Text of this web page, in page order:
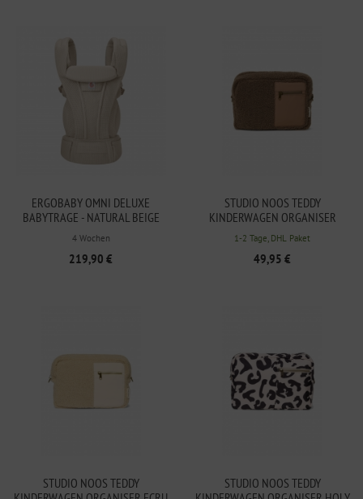
ERGOBABY OMNI DELUXE
BABYTRAGE - NATURAL BEIGE
4 Wochen
219,90 €
STUDIO NOOS TEDDY
KINDERWAGEN ORGANISER
BROWN
1-2 Tage, DHL Paket
49,95 €
STUDIO NOOS TEDDY
STUDIO NOOS TEDDY